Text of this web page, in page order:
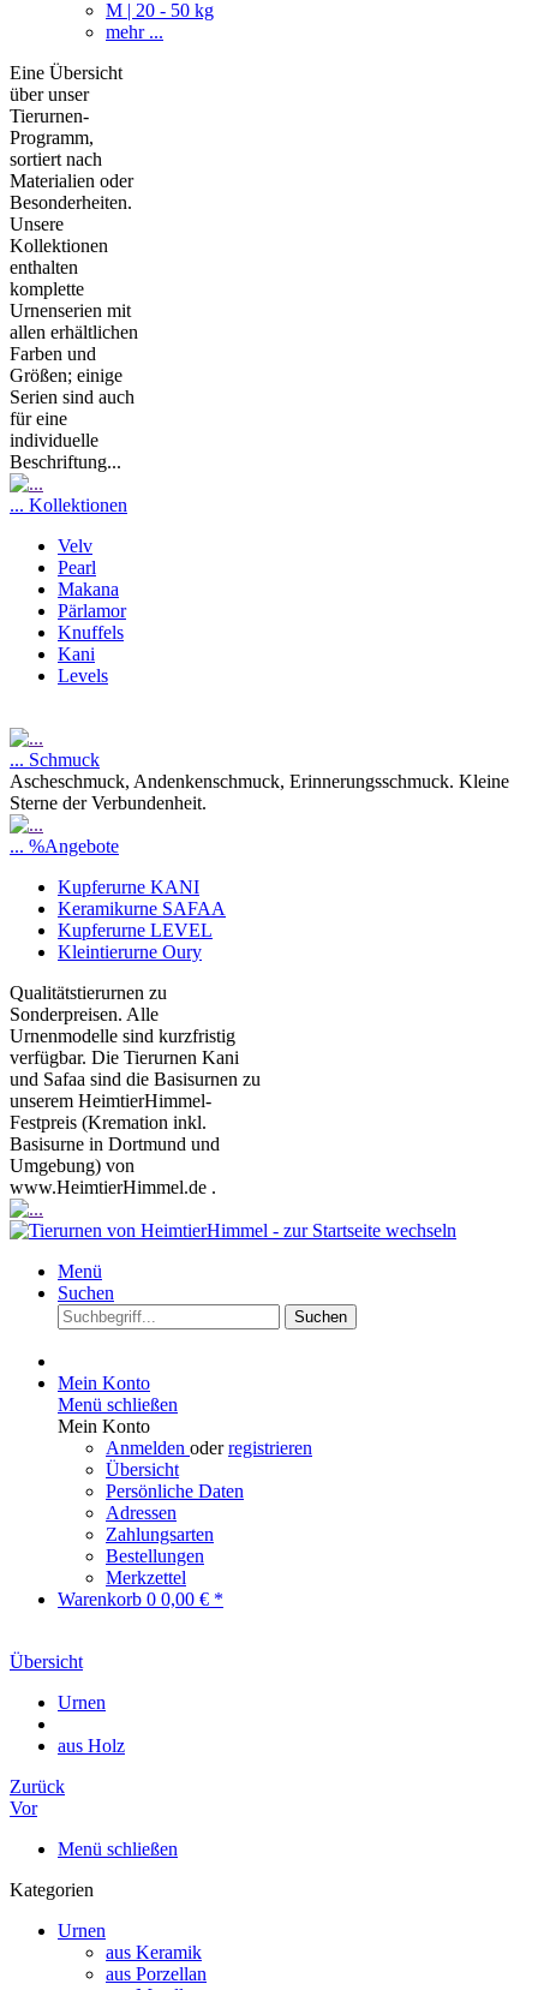
M | 20 - 50 kg
mehr ...
Eine Übersicht
über unser
Tierurnen-
Programm,
sortiert nach
Materialien oder
Besonderheiten.
Unsere
Kollektionen
enthalten
komplette
Urnenserien mit
allen erhältlichen
Farben und
Größen; einige
Serien sind auch
für eine
individuelle
Beschriftung...
... Kollektionen
Velv
Pearl
Makana
Pärlamor
Knuffels
Kani
Levels
... Schmuck
Ascheschmuck, Andenkenschmuck, Erinnerungsschmuck. Kleine
Sterne der Verbundenheit.
... %Angebote
Kupferurne KANI
Keramikurne SAFAA
Kupferurne LEVEL
Kleintierurne Oury
Qualitätstierurnen zu
Sonderpreisen. Alle
Urnenmodelle sind kurzfristig
verfügbar. Die Tierurnen Kani
und Safaa sind die Basisurnen zu
unserem HeimtierHimmel-
Festpreis (Kremation inkl.
Basisurne in Dortmund und
Umgebung) von
www.HeimtierHimmel.de .
Menü
Suchen
Suchen
Mein Konto
Menü schließen
Mein Konto
Anmelden oderregistrieren
Übersicht
Persönliche Daten
Adressen
Zahlungsarten
Bestellungen
Merkzettel
Warenkorb 0 0,00 € *
Übersicht
Urnen
aus Holz
Zurück
Vor
Menü schließen
Kategorien
Urnen
aus Keramik
aus Porzellan